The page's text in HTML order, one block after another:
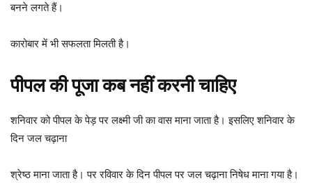
बनने लगते हैं।
कारोबार में भी सफलता मिलती है।
पीपल की पूजा कब नहीं करनी चाहिए
शनिवार को पीपल के पेड़ पर लक्ष्मी जी का वास माना जाता है। इसलिए शनिवार के
दिन जल चढ़ाना
श्रेष्ठ माना जाता है। पर रविवार के दिन पीपल पर जल चढ़ाना निषेध माना गया है।